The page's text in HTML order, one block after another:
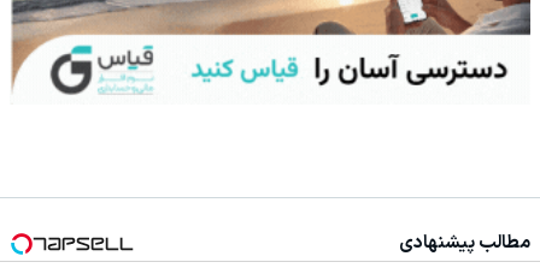
مطالب پیشنهادی